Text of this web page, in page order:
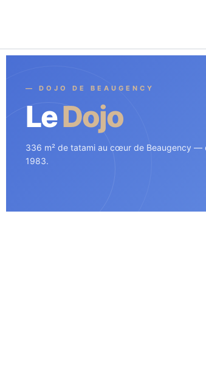
— DOJO DE BEAUGENCY
LeDojo
336 m² de tatami au cœur de Beaugency —
1983.